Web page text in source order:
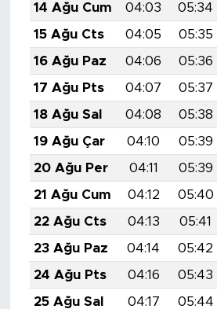
14 Ağu Cum
04:03 05:34
15 Ağu Cts
04:05 05:35
16 Ağu Paz
04:06 05:36
17 Ağu Pts
04:07 05:37
18 Ağu Sal
04:08 05:38
19 Ağu Çar
04:10 05:39
20 Ağu Per
04:11 05:39
21 Ağu Cum
04:12 05:40
22 Ağu Cts
04:13 05:41
23 Ağu Paz
04:14 05:42
24 Ağu Pts
04:16 05:43
25 Ağu Sal
04:17 05:44